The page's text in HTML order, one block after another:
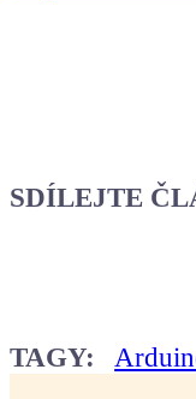
SDÍLEJTE
TAGY: